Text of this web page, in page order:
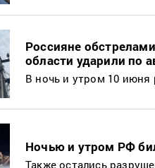
Россияне
области ударили по
В ночь и утром 10 июня
Ночью и утром РФ
Также остались